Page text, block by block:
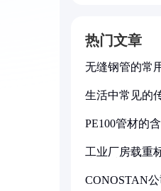
热门文章
无缝钢管的常
生活中常见的
PE100管材的
工业厂房载重
CONOSTAN